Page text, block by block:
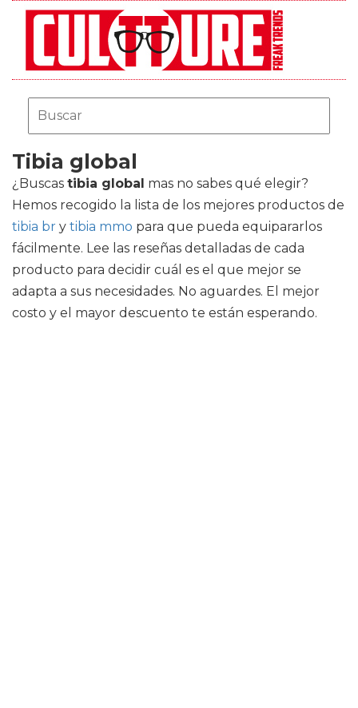
Tibia global
¿Buscas tibia global mas no sabes qué elegir?
Hemos recogido la lista de los mejores productos de
tibia br y tibia mmo para que pueda equipararlos
fácilmente. Lee las reseñas detalladas de cada
producto para decidir cuál es el que mejor se
adapta a sus necesidades. No aguardes. El mejor
costo y el mayor descuento te están esperando.